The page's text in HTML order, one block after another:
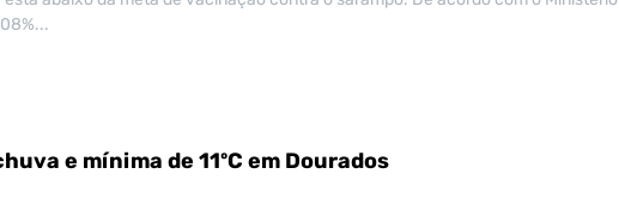
e mínima de 11ºC em Dourados